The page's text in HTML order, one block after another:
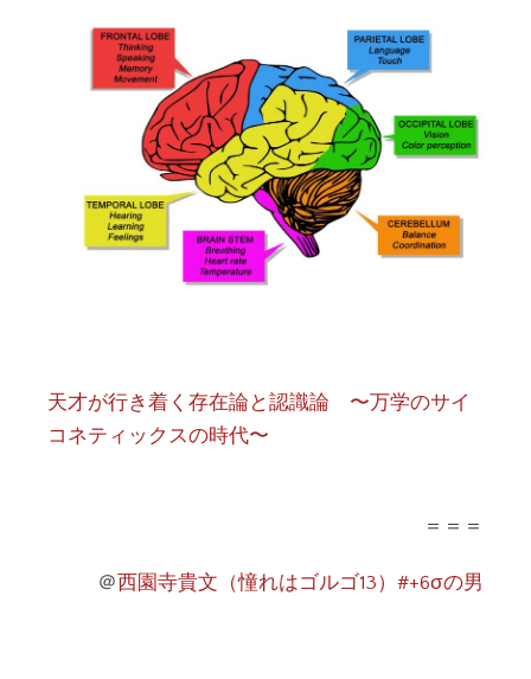
天才が行き着く存在論と認識論 〜万学のサイ
コネティックスの時代〜
＝＝＝
＠西園寺貴文（憧れはゴルゴ13）#+6σの男